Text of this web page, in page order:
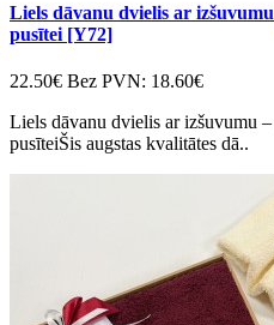
Liels dāvanu dvielis ar
pusītei [Y72]
22.50€ Bez PVN: 18.60€
Liels dāvanu dvielis ar izšuvumu
pusīteiŠis augstas kvalitātes dā..